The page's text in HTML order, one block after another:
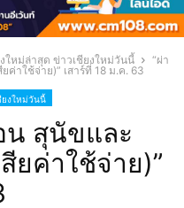
ใหม่ล่าสุด ข่าวเชียงใหม่วันนี้
“ผ่า
าใช้จ่าย)” เสาร์ที่ 18 ม.ค. 63
ยงใหม่วันนี้
สุนัขและ
ยค่าใช้จ่าย)”